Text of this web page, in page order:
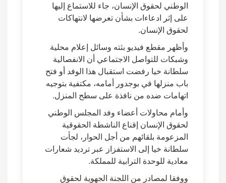
الوطني لحقوق الإنسان، جاء للاستماع إليها
على إثر ادعاءات بشأن تعرضها لانتهاكات
لحقوق الإنسان.
وأظهر مقطع فيديو بثته وسائل إعلام محلية
وشبكات للتواصل الاجتماعي أن الانفصالية
سلطانة خيا رفضت استقبال هذا الوفد أو فتح
باب منزلها في بوجدور أمامه، مكتفية بتوجيه
اتهامات ضده من نافذة على سطح المنزل.
وأمام محاولات أعضاء وفد المجلس الوطني
لحقوق الإنسان إقناع الناشطة الحقوقية
المزعومة بلقائهم من أجل الحوار، لجأت
سلطانة خيا إلى الاستفزاز عبر ترديد شعارات
معادية للوحدة الترابية للمملكة.
ووفقا لمصادر من اللجنة الجهوية لحقوق